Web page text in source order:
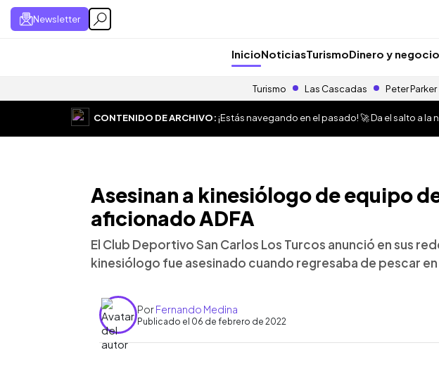
Newsletter
InicioNoticiasTurismoDinero y
Turismo Las Cascadas Peter Parker
CONTENIDO DE ARCHIVO:¡Estás navegando en el pasado! 🚀 Da el salto a la
Asesinan a kinesiólogo de equipo
aficionado ADFA
El Club Deportivo San Carlos Los Turcos anunció en sus
kinesiólogo fue asesinado cuando regresaba de pescar en
PorFernando Medina
Publicado el 06 de febrero de 2022